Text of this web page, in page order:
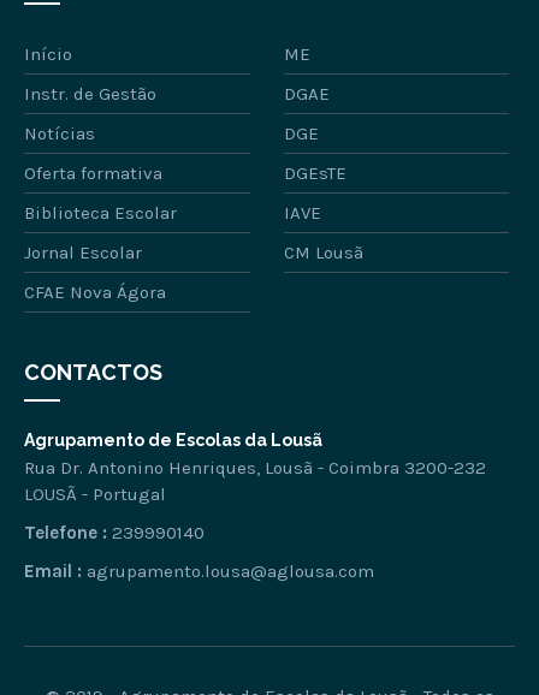
Início
ME
Instr. de Gestão
DGAE
Notícias
DGE
Oferta formativa
DGEsTE
Biblioteca Escolar
IAVE
Jornal Escolar
CM Lousã
CFAE Nova Ágora
CONTACTOS
Agrupamento de Escolas da Lousã
Rua Dr. Antonino Henriques, Lousã - Coimbra 3200-232
LOUSÃ - Portugal
Telefone : 239990140
Email : agrupamento.lousa@aglousa.com